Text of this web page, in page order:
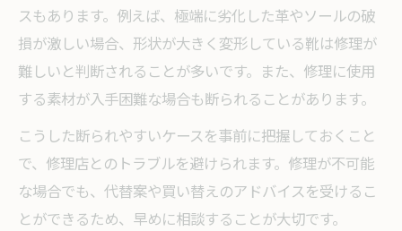
スもあります。例えば、極端に劣化した革やソールの破
損が激しい場合、形状が大きく変形している靴は修理が
難しいと判断されることが多いです。また、修理に使用
する素材が入手困難な場合も断られることがあります。
こうした断られやすいケースを事前に把握しておくこと
で、修理店とのトラブルを避けられます。修理が不可能
な場合でも、代替案や買い替えのアドバイスを受けるこ
とができるため、早めに相談することが大切です。